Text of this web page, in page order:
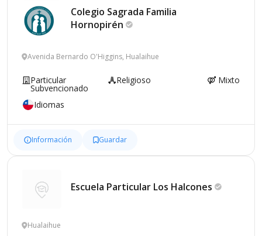
Colegio Sagrada Familia
Hornopirén
Avenida Bernardo O'Higgins, Hualaihue
Particular
Subvencionado
Religioso Mixto
Idiomas
Información Guardar
Escuela Particular Los Halcones
Hualaihue